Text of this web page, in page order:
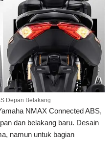
Depan Belakang
NMAX Connected ABS,
dan belakang baru. Desain
namun untuk bagian